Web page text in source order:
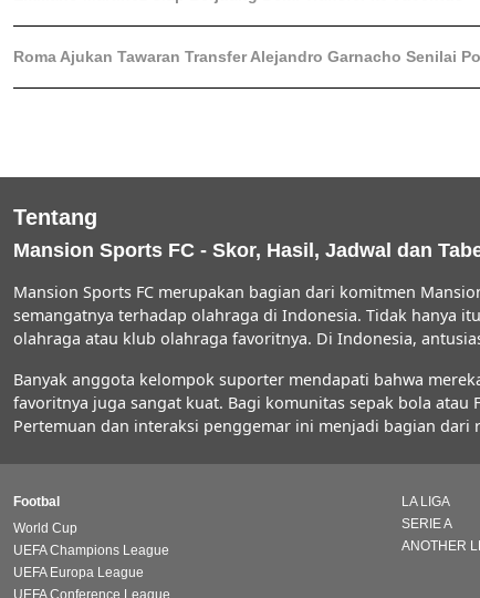
Roma Ajukan Tawaran Transfer Alejandro Garnacho Senilai
Tentang
Mansion Sports FC - Skor, Hasil, Jadwal dan
Mansion Sports FC merupakan bagian dari komitmen
semangatnya terhadap olahraga di Indonesia. Tidak hanya
olahraga atau klub olahraga favoritnya. Di Indonesia,
Banyak anggota kelompok suporter mendapati bahwa
favoritnya juga sangat kuat. Bagi komunitas sepak bola
Pertemuan dan interaksi penggemar ini menjadi bagian
Footbal
World Cup
UEFA Champions League
UEFA Europa League
UEFA Conference League
LA LIGA
SERIE A
ANOTHER